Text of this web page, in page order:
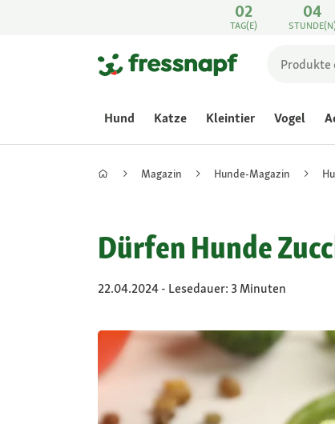
02
TAG(E)
04
Hund Katze Kleintier Vogel
Magazin Hunde-Magazin
Dürfen Hunde
22.04.2024 - Lesedauer: 3 Minuten